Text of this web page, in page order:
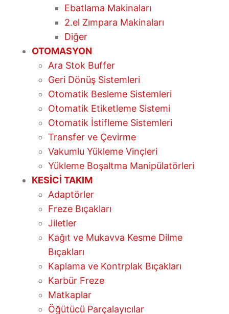
Ebatlama Makinaları
2.el Zımpara Makinaları
Diğer
OTOMASYON
Ara Stok Buffer
Geri Dönüş Sistemleri
Otomatik Besleme Sistemleri
Otomatik Etiketleme Sistemi
Otomatik İstifleme Sistemleri
Transfer ve Çevirme
Vakumlu Yükleme Vinçleri
Yükleme Boşaltma Manipülatörleri
KESİCİ TAKIM
Adaptörler
Freze Bıçakları
Jiletler
Kağıt ve Mukavva Kesme Dilme
Bıçakları
Kaplama ve Kontrplak Bıçakları
Karbür Freze
Matkaplar
Öğütücü Parçalayıcılar